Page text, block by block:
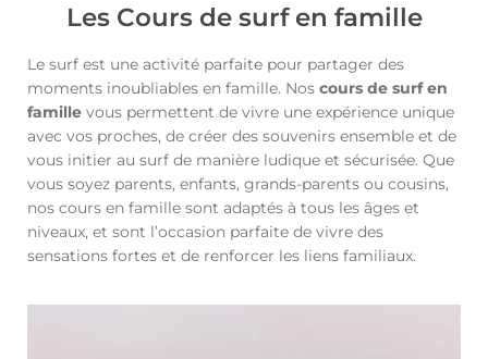
Les Cours de surf en famille
Le surf est une activité parfaite pour partager des
moments inoubliables en famille. Nos cours de surf en
famille vous permettent de vivre une expérience unique
avec vos proches, de créer des souvenirs ensemble et de
vous initier au surf de manière ludique et sécurisée. Que
vous soyez parents, enfants, grands-parents ou cousins,
nos cours en famille sont adaptés à tous les âges et
niveaux, et sont l’occasion parfaite de vivre des
sensations fortes et de renforcer les liens familiaux.